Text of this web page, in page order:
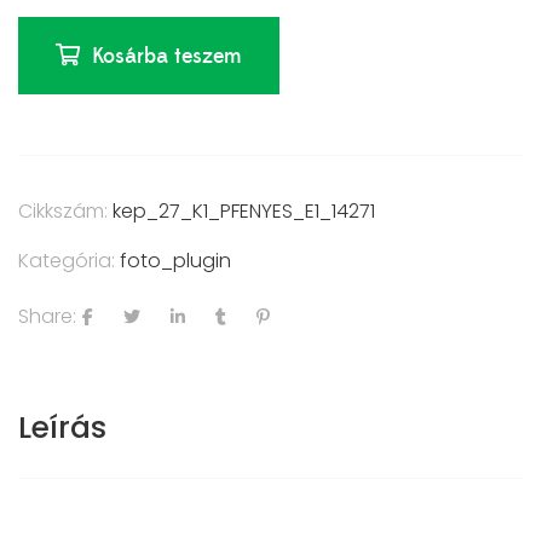
Kosárba teszem
Cikkszám: kep_27_K1_PFENYES_E1_14271
Kategória: foto_plugin
Share:
Leírás